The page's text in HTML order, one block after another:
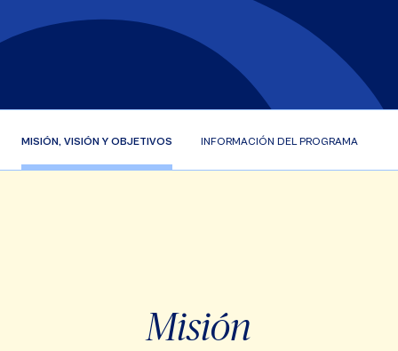
MISIÓN, VISIÓN Y OBJETIVOS INFORMACIÓN DEL PROGRAMA
Misión